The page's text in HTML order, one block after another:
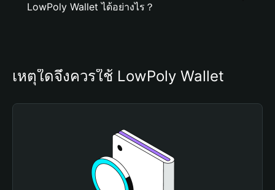
LowPoly Wallet ได้อย่างไร？
เหตุใดจึงควรใช้ LowPoly Wallet